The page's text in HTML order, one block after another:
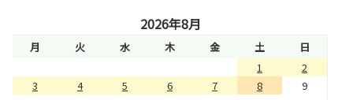
2026年8月
月 火 水 木 金 土
日
1
2
3
4 5 6 7 8
9